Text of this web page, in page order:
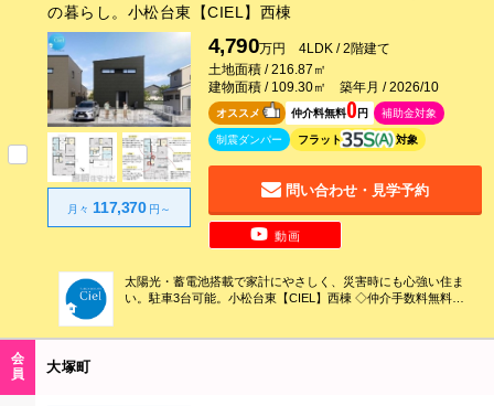
の暮らし。小松台東【CIEL】西棟
月々 117,370円～
オススメ 仲介料無料0円 補助金対象
制震ダンパー フラット 対象
動画
4,790万円 4LDK / 2階建て
土地面積 / 216.87㎡
建物面積 / 109.30㎡ 築年月 / 2026/10
問い合わせ・見学予約
太陽光・蓄電池搭載で家計にやさしく、災害時にも心強い住ま
い。駐車3台可能。小松台東【CIEL】西棟 ◇仲介手数料無料！
会
員
大塚町